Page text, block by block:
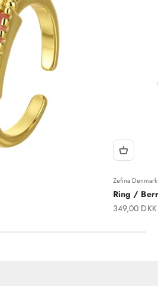
Zefina Denmark
Ring /
Salgspris
349,00 DKK